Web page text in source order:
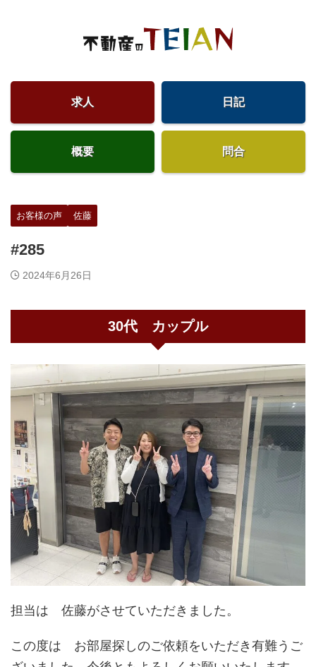
求人 日記
概要 問合
お客様の声 佐藤
#285
2024年6月26日
30代 カップル
担当は 佐藤がさせていただきました。
この度は お部屋探しのご依頼をいただき有難うご